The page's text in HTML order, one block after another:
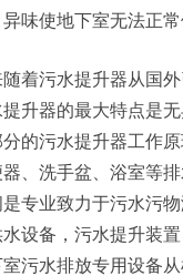
味使地下室无法正
随着污水提升器从国
升器的最大特点是
的污水提升器工作
、洗手盆、浴室等
专业致力于污水污
设备，污水提升装
室污水排放专用设备